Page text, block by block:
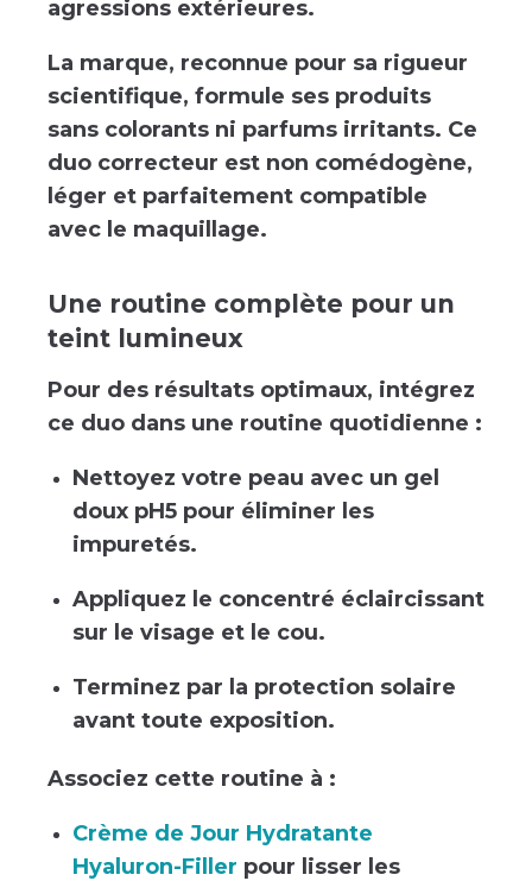
agressions extérieures.
La marque, reconnue pour sa rigueur
scientifique, formule ses produits
sans colorants ni parfums irritants. Ce
duo correcteur est non comédogène,
léger et parfaitement compatible
avec le maquillage.
Une routine complète pour un
teint lumineux
Pour des résultats optimaux, intégrez
ce duo dans une routine quotidienne :
Nettoyez votre peau avec un gel
doux pH5 pour éliminer les
impuretés.
Appliquez le concentré éclaircissant
sur le visage et le cou.
Terminez par la protection solaire
avant toute exposition.
Associez cette routine à :
Crème de Jour Hydratante
Hyaluron-Filler pour lisser les